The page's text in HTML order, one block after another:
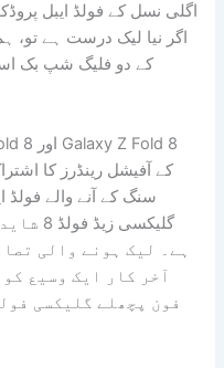
اگلی نسل کے فولڈ ایبل
اگر نیا لیک درست ہے
کے دو فلیگ شپ بک
سنگ کے آنے والے فولڈ
ہے۔ لیک ہونے والی
آخر کار ایک وسیع
فون پچھلے گلیکسی